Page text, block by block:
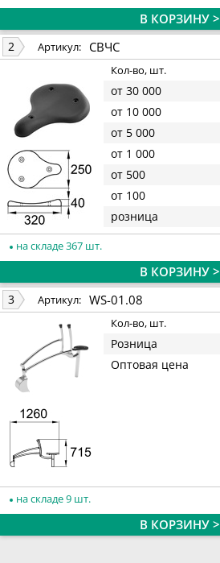
В КОРЗИНУ >
2 Артикул: СВЧС
Кол-во, шт.
от 30 000
от 10 000
от 5 000
от 1 000
от 500
от 100
розница
на складе 367 шт.
В КОРЗИНУ >
3 Артикул: WS-01.08
Кол-во, шт.
Розница
Оптовая цена
на складе 9 шт.
В КОРЗИНУ >